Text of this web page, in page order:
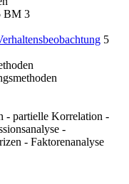
BM 3
5
- partielle Korrelation -
-
- Faktorenanalyse